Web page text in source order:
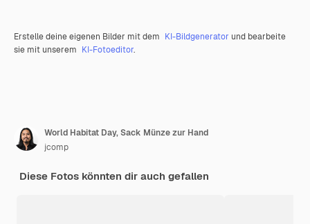
Erstelle deine eigenen Bilder mit dem KI-Bildgenerator und bearbeite
sie mit unserem KI-Fotoeditor.
World Habitat Day, Sack Münze zur Hand
jcomp
Diese Fotos könnten dir auch gefallen